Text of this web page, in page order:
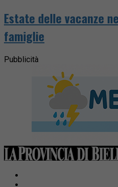
Estate delle vacanze
famiglie
Pubblicità